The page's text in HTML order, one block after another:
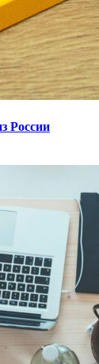
России